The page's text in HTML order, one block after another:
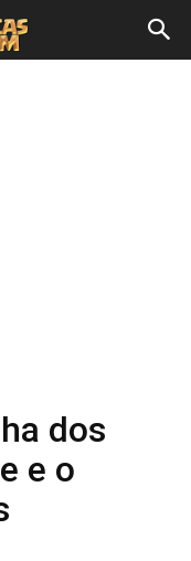
dos
e o